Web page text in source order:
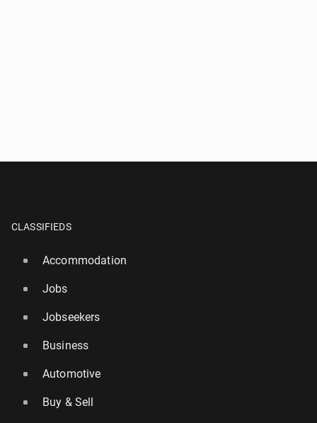
CLASSIFIEDS
Accommodation
Jobs
Jobseekers
Business
Automotive
Buy & Sell